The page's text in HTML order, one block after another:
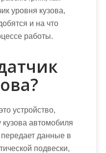
уровня кузова,
и на что
работы.
устройство,
кузова автомобиля
данные в
подвески,